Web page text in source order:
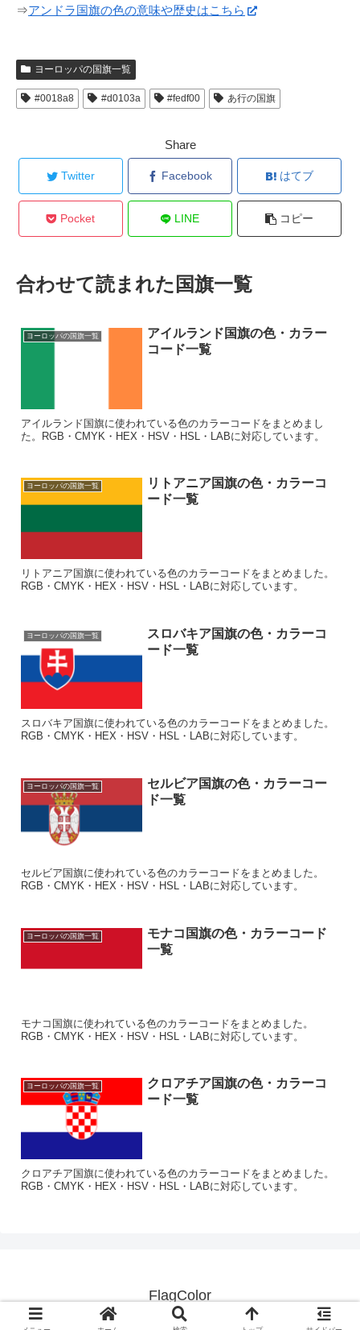
⇒アンドラ国旗の色の意味や歴史はこちら
ヨーロッパの国旗一覧
#0018a8 #d0103a #fedf00 あ行の国旗
Share
Twitter Facebook はてブ
Pocket LINE コピー
合わせて読まれた国旗一覧
ヨーロッパの国旗一覧
アイルランド国旗の色・カラー
コード一覧
アイルランド国旗に使われている色のカラーコードをまとめまし
た。RGB・CMYK・HEX・HSV・HSL・LABに対応しています。
ヨーロッパの国旗一覧
リトアニア国旗の色・カラーコ
ード一覧
リトアニア国旗に使われている色のカラーコードをまとめました。
RGB・CMYK・HEX・HSV・HSL・LABに対応しています。
ヨーロッパの国旗一覧
スロバキア国旗の色・カラーコ
ード一覧
スロバキア国旗に使われている色のカラーコードをまとめました。
RGB・CMYK・HEX・HSV・HSL・LABに対応しています。
ヨーロッパの国旗一覧
セルビア国旗の色・カラーコー
ド一覧
セルビア国旗に使われている色のカラーコードをまとめました。
RGB・CMYK・HEX・HSV・HSL・LABに対応しています。
ヨーロッパの国旗一覧
モナコ国旗の色・カラーコード
一覧
モナコ国旗に使われている色のカラーコードをまとめました。
RGB・CMYK・HEX・HSV・HSL・LABに対応しています。
ヨーロッパの国旗一覧
クロアチア国旗の色・カラーコ
ード一覧
クロアチア国旗に使われている色のカラーコードをまとめました。
RGB・CMYK・HEX・HSV・HSL・LABに対応しています。
FlagColor
© 2020-2026 FlagColor.